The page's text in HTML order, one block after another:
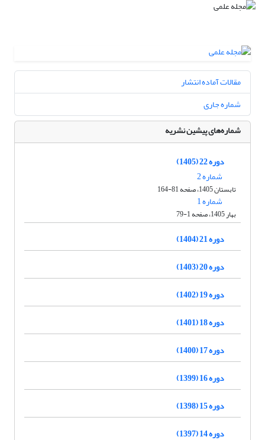
مقالات آماده انتشار
شماره جاری
شماره‌های پیشین نشریه
دوره 22 (1405)
شماره 2
تابستان 1405، صفحه 81-164
شماره 1
بهار 1405، صفحه 1-79
دوره 21 (1404)
دوره 20 (1403)
دوره 19 (1402)
دوره 18 (1401)
دوره 17 (1400)
دوره 16 (1399)
دوره 15 (1398)
دوره 14 (1397)